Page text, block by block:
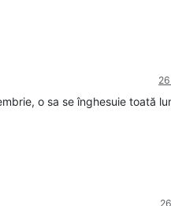
o sa se înghesuie toată